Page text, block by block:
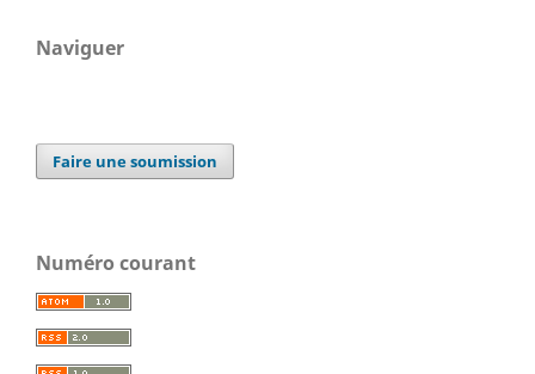
Naviguer
Faire une soumission
Numéro courant